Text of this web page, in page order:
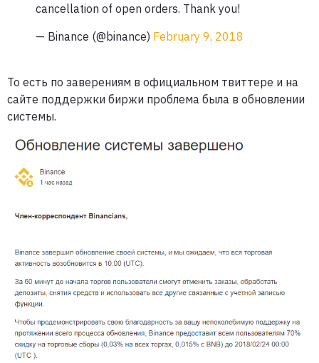
cancellation of open orders. Thank you!
— Binance (@binance) February 9, 2018
То есть по заверениям в официальном твиттере и на
сайте поддержки биржи проблема была в обновлении
системы.